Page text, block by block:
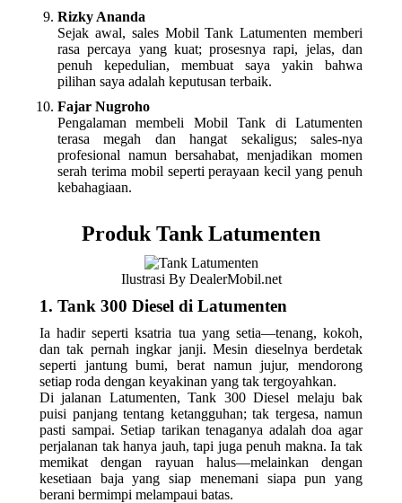
Rizky Ananda
Sejak awal, sales Mobil Tank Latumenten memberi
rasa percaya yang kuat; prosesnya rapi, jelas, dan
penuh kepedulian, membuat saya yakin bahwa
pilihan saya adalah keputusan terbaik.
Fajar Nugroho
Pengalaman membeli Mobil Tank di Latumenten
terasa megah dan hangat sekaligus; sales-nya
profesional namun bersahabat, menjadikan momen
serah terima mobil seperti perayaan kecil yang penuh
kebahagiaan.
Produk Tank Latumenten
Ilustrasi By DealerMobil.net
1. Tank 300 Diesel di Latumenten
Ia hadir seperti ksatria tua yang setia—tenang, kokoh,
dan tak pernah ingkar janji. Mesin dieselnya berdetak
seperti jantung bumi, berat namun jujur, mendorong
setiap roda dengan keyakinan yang tak tergoyahkan.
Di jalanan Latumenten, Tank 300 Diesel melaju bak
puisi panjang tentang ketangguhan; tak tergesa, namun
pasti sampai. Setiap tarikan tenaganya adalah doa agar
perjalanan tak hanya jauh, tapi juga penuh makna. Ia tak
memikat dengan rayuan halus—melainkan dengan
kesetiaan baja yang siap menemani siapa pun yang
berani bermimpi melampaui batas.